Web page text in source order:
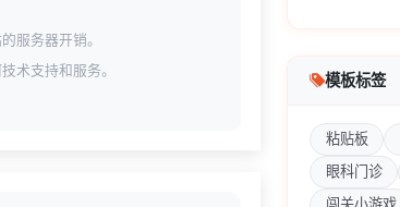
服务器开销。
术支持和服务。
模板标签
粘贴板
眼科门诊